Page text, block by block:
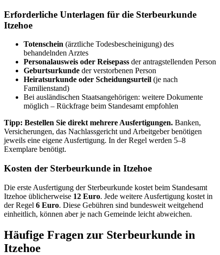
Erforderliche Unterlagen für die Sterbeurkunde
Itzehoe
Totenschein (ärztliche Todesbescheinigung) des
behandelnden Arztes
Personalausweis oder Reisepass der antragstellenden Person
Geburtsurkunde der verstorbenen Person
Heiratsurkunde oder Scheidungsurteil (je nach
Familienstand)
Bei ausländischen Staatsangehörigen: weitere Dokumente
möglich – Rückfrage beim Standesamt empfohlen
Tipp: Bestellen Sie direkt mehrere Ausfertigungen. Banken,
Versicherungen, das Nachlassgericht und Arbeitgeber benötigen
jeweils eine eigene Ausfertigung. In der Regel werden 5–8
Exemplare benötigt.
Kosten der Sterbeurkunde in Itzehoe
Die erste Ausfertigung der Sterbeurkunde kostet beim Standesamt
Itzehoe üblicherweise 12 Euro. Jede weitere Ausfertigung kostet in
der Regel 6 Euro. Diese Gebühren sind bundesweit weitgehend
einheitlich, können aber je nach Gemeinde leicht abweichen.
Häufige Fragen zur Sterbeurkunde in
Itzehoe